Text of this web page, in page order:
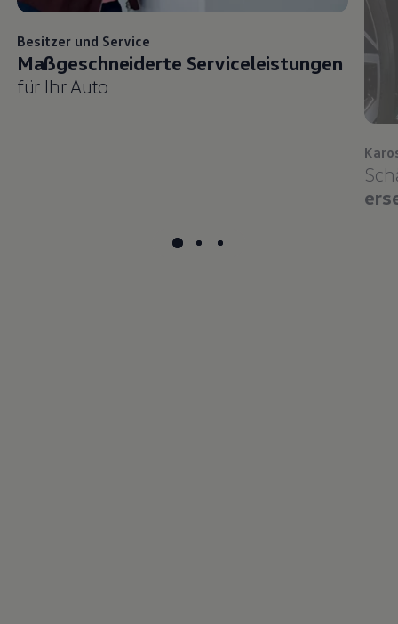
Besitzer und Service
Maßgeschneiderte Serviceleistungen
für Ihr Auto